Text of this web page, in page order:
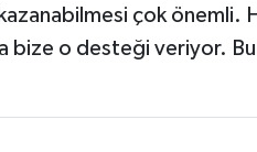
çok önemli.
bize o desteği veriyor.